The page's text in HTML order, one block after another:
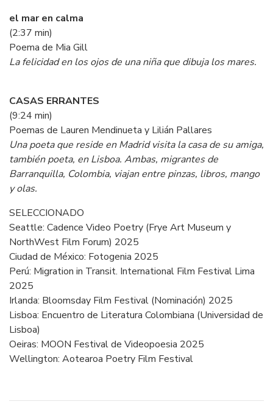
el mar en calma
(2:37 min)
Poema de Mia Gill
La felicidad en los ojos de una niña que dibuja los mares.
CASAS ERRANTES
(9:24 min)
Poemas de Lauren Mendinueta y Lilián Pallares
Una poeta que reside en Madrid visita la casa de su amiga,
también poeta, en Lisboa. Ambas, migrantes de
Barranquilla, Colombia, viajan entre pinzas, libros, mango
y olas.
SELECCIONADO
Seattle: Cadence Video Poetry (Frye Art Museum y
NorthWest Film Forum) 2025
Ciudad de México: Fotogenia 2025
Perú: Migration in Transit. International Film Festival Lima
2025
Irlanda: Bloomsday Film Festival (Nominación) 2025
Lisboa: Encuentro de Literatura Colombiana (Universidad de
Lisboa)
Oeiras: MOON Festival de Videopoesia 2025
Wellington: Aotearoa Poetry Film Festival